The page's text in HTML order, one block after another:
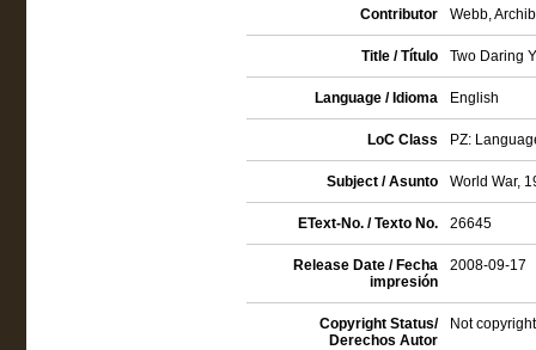
Contributor Webb,
Title / Título Two Daring
Language / Idioma English
LoC Class PZ:
Subject / Asunto World War,
EText-No. / Texto No. 26645
Release Date / Fecha
impresión
2008-09-17
Copyright Status/
Derechos Autor
Not